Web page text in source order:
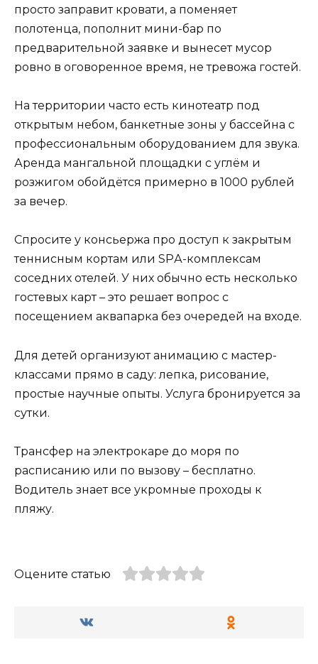
просто заправит кровати, а поменяет
полотенца, пополнит мини-бар по
предварительной заявке и вынесет мусор
ровно в оговоренное время, не тревожа гостей.
На территории часто есть кинотеатр под
открытым небом, банкетные зоны у бассейна с
профессиональным оборудованием для звука.
Аренда мангальной площадки с углём и
розжигом обойдётся примерно в 1000 рублей
за вечер.
Спросите у консьержа про доступ к закрытым
теннисным кортам или SPА-комплексам
соседних отелей. У них обычно есть несколько
гостевых карт – это решает вопрос с
посещением аквапарка без очередей на входе.
Для детей организуют анимацию с мастер-
классами прямо в саду: лепка, рисование,
простые научные опыты. Услуга бронируется за
сутки.
Трансфер на электрокаре до моря по
расписанию или по вызову – бесплатно.
Водитель знает все укромные проходы к
пляжу.
Оцените статью